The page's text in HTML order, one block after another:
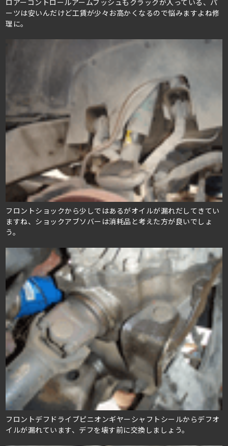
ーツは安いんだけど工賃が少々お高かくなるので悩みますよね修
理に。
フロントショックから少しではあるがオイルが漏れだしてきてい
ますね、ショックアブソバーは消耗品と考えた方が良いでしょ
う。
フロントデフドライブピニオンギヤーシャフトシールからデフオ
イルが漏れています、デフを壊す前に交換しましょう。